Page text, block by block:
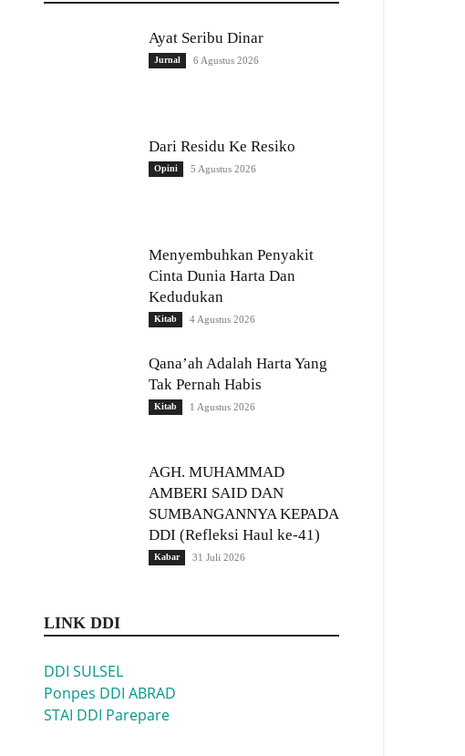
Ayat Seribu Dinar
Jurnal 6 Agustus 2026
Dari Residu Ke Resiko
Opini 5 Agustus 2026
Menyembuhkan Penyakit
Cinta Dunia Harta Dan
Kedudukan
Kitab 4 Agustus 2026
Qana’ah Adalah Harta Yang
Tak Pernah Habis
Kitab 1 Agustus 2026
AGH. MUHAMMAD
AMBERI SAID DAN
SUMBANGANNYA KEPADA
DDI (Refleksi Haul ke-41)
Kabar 31 Juli 2026
LINK DDI
DDI SULSEL
Ponpes DDI ABRAD
STAI DDI Parepare